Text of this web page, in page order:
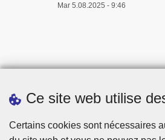
Ce site web utilise
Certains cookies sont nécessaires
Mar 5.08.2025 - 9:46